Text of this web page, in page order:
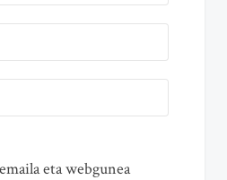
eta webgunea